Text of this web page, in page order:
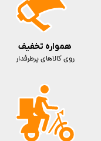
همواره تخفیف
روی کالاهای پرطرفدار